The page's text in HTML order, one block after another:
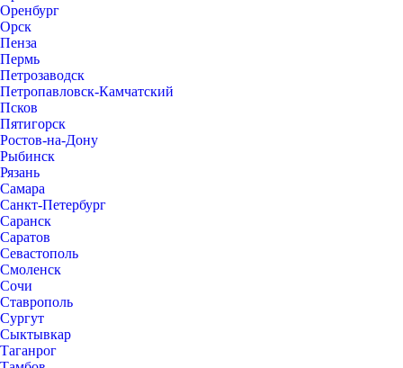
Оренбург
Орск
Пенза
Пермь
Петрозаводск
Петропавловск-Камчатский
Псков
Пятигорск
Ростов-на-Дону
Рыбинск
Рязань
Самара
Санкт-Петербург
Саранск
Саратов
Севастополь
Смоленск
Сочи
Ставрополь
Сургут
Сыктывкар
Таганрог